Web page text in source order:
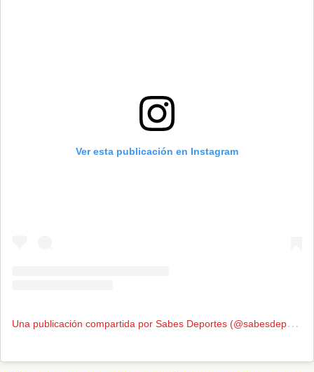
Ver esta publicación en Instagram
U
na publicación compartida por Sabes Deportes (@sabesdeportes)